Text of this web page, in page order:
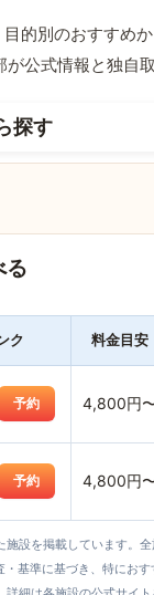
的別のおすすめ
公式情報と独自
探す
る
ク 料金目安
予約 4,800円
予約 4,800円
設を掲載しています。全
基準に基づき、特におす